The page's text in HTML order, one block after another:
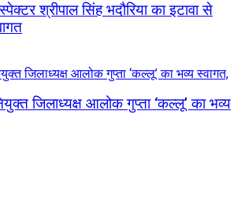
श्रीपाल सिंह भदौरिया का इटावा से
जिलाध्यक्ष आलोक गुप्ता ‘कल्लू’ का भव्य